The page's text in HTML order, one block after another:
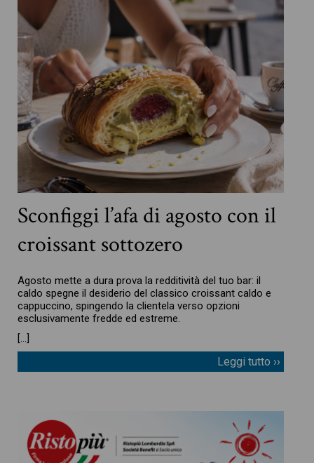
Sconfiggi l’afa di agosto con il
croissant sottozero
Agosto mette a dura prova la redditività del tuo bar: il
caldo spegne il desiderio del classico croissant caldo e
cappuccino, spingendo la clientela verso opzioni
esclusivamente fredde ed estreme.
[…]
Leggi tutto ››